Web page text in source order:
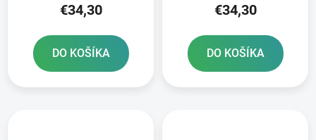
€34,30
DO KOŠÍKA
€34,30
DO KOŠÍKA